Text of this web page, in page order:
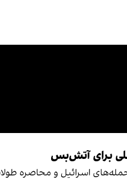
برای آتش‌بس
اسرائیل و محاصره